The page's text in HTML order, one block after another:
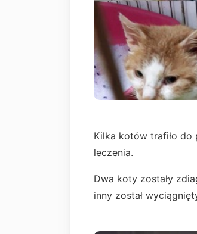
Kilka kotów trafiło do
leczenia.
Dwa koty zostały
inny został